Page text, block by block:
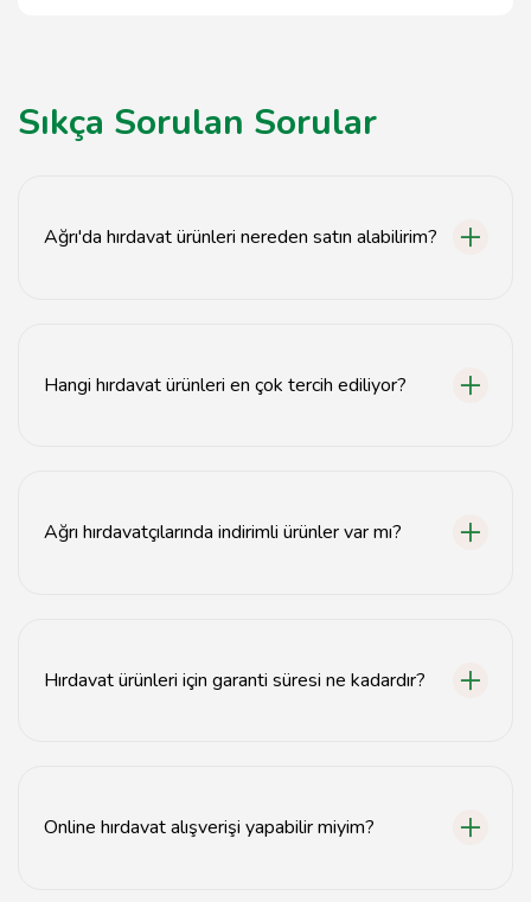
Sıkça Sorulan Sorular
Ağrı'da hırdavat ürünleri nereden satın alabilirim?
Hangi hırdavat ürünleri en çok tercih ediliyor?
Ağrı hırdavatçılarında indirimli ürünler var mı?
Hırdavat ürünleri için garanti süresi ne kadardır?
Online hırdavat alışverişi yapabilir miyim?